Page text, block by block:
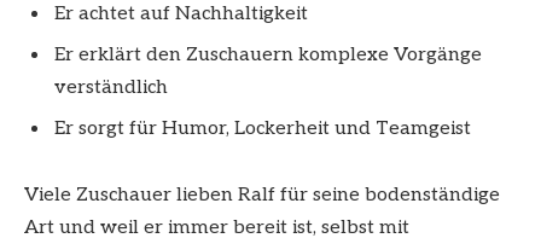
Er achtet auf Nachhaltigkeit
Er erklärt den Zuschauern komplexe Vorgänge
verständlich
Er sorgt für Humor, Lockerheit und Teamgeist
Viele Zuschauer lieben Ralf für seine bodenständige
Art und weil er immer bereit ist, selbst mit